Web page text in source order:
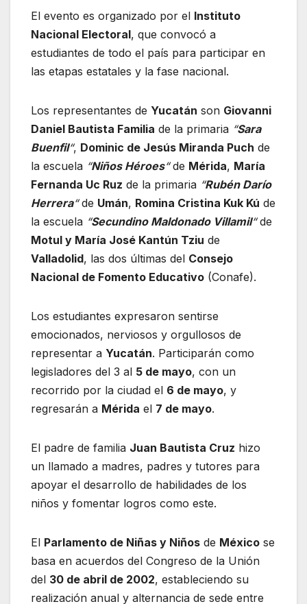
El evento es organizado por el Instituto
Nacional Electoral, que convocó a
estudiantes de todo el país para participar en
las etapas estatales y la fase nacional.
Los representantes de Yucatán son Giovanni
Daniel Bautista Familia de la primaria “Sara
Buenfil“, Dominic de Jesús Miranda Puch de
la escuela “Niños Héroes“de Mérida, María
Fernanda Uc Ruz de la primaria “Rubén Darío
Herrera“de Umán, Romina Cristina Kuk Kú de
la escuela “Secundino Maldonado Villamil“de
Motul y María José Kantún Tziu de
Valladolid, las dos últimas del Consejo
Nacional de Fomento Educativo (Conafe).
Los estudiantes expresaron sentirse
emocionados, nerviosos y orgullosos de
representar a Yucatán. Participarán como
legisladores del 3 al 5 de mayo, con un
recorrido por la ciudad el 6 de mayo, y
regresarán a Mérida el 7 de mayo.
El padre de familia Juan Bautista Cruz hizo
un llamado a madres, padres y tutores para
apoyar el desarrollo de habilidades de los
niños y fomentar logros como este.
El Parlamento de Niñas y Niños de México se
basa en acuerdos del Congreso de la Unión
del 30 de abril de 2002, estableciendo su
realización anual y alternancia de sede entre